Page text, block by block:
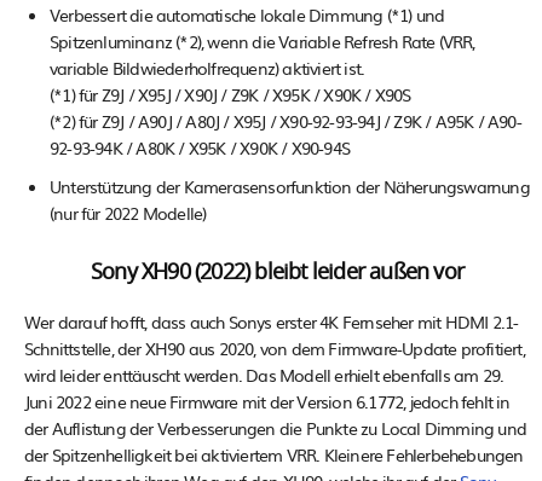
Verbessert die automatische lokale Dimmung (*1) und
Spitzenluminanz (*2), wenn die Variable Refresh Rate (VRR,
variable Bildwiederholfrequenz) aktiviert ist.
(*1) für Z9J / X95J / X90J / Z9K / X95K / X90K / X90S
(*2) für Z9J / A90J / A80J / X95J / X90-92-93-94J / Z9K / A95K / A90-
92-93-94K / A80K / X95K / X90K / X90-94S
Unterstützung der Kamerasensorfunktion der Näherungswarnung
(nur für 2022 Modelle)
Sony XH90 (2022) bleibt leider außen vor
Wer darauf hofft, dass auch Sonys erster 4K Fernseher mit HDMI 2.1-
Schnittstelle, der XH90 aus 2020, von dem Firmware-Update profitiert,
wird leider enttäuscht werden. Das Modell erhielt ebenfalls am 29.
Juni 2022 eine neue Firmware mit der Version 6.1772, jedoch fehlt in
der Auflistung der Verbesserungen die Punkte zu Local Dimming und
der Spitzenhelligkeit bei aktiviertem VRR. Kleinere Fehlerbehebungen